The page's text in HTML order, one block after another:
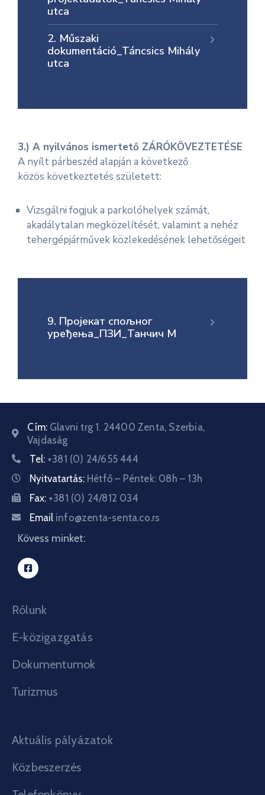
Informátor
Önkormányzat
utca
2. Műszaki
dokumentáció_Táncsics Mihály
utca
3.) A nyilvános ismertető ZÁRÓKÖVEZTETÉSE
A nyílt párbeszéd alapján a következő
közös következtetés született:
Vizsgálni fogjuk a parkolóhelyek számát,
akadálytalan megközelítését, valamint a nehéz
tehergépjárművek közlekedésének lehetőségeit
9. Пројекат спољног
уређења_ПЗИ_Танчич М
Cím: Glavni trg 1. 24400 Zenta, Szerbia,
Vajdaság
Tel: +381 (0) 24/655 444
Nyitvatartás: Hétfő – Péntek: 08h – 13h
Fax: +381 (0) 24/812 034
Email info@zenta-senta.co.rs
Kövess minket:
Rólunk
E-közigazgatás
Dokumentumok
Turizmus
Aktuális pályázatok
Közbeszerzés